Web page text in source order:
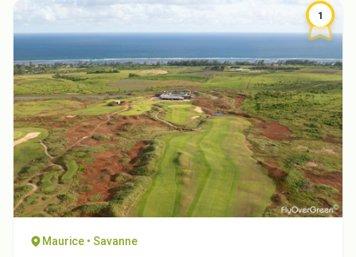
1
Maurice • Savanne